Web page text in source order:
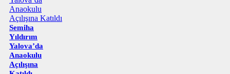
Semiha
Yıldırım
Yalova’da
Anaokulu
Açılışına